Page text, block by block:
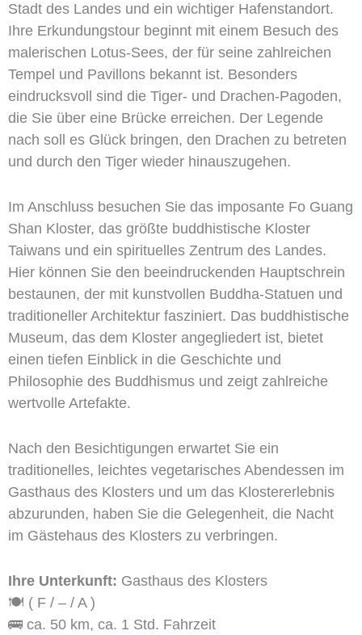
Stadt des Landes und ein wichtiger Hafenstandort.
Ihre Erkundungstour beginnt mit einem Besuch des
malerischen Lotus-Sees, der für seine zahlreichen
Tempel und Pavillons bekannt ist. Besonders
eindrucksvoll sind die Tiger- und Drachen-Pagoden,
die Sie über eine Brücke erreichen. Der Legende
nach soll es Glück bringen, den Drachen zu betreten
und durch den Tiger wieder hinauszugehen.
Im Anschluss besuchen Sie das imposante Fo Guang
Shan Kloster, das größte buddhistische Kloster
Taiwans und ein spirituelles Zentrum des Landes.
Hier können Sie den beeindruckenden Hauptschrein
bestaunen, der mit kunstvollen Buddha-Statuen und
traditioneller Architektur fasziniert. Das buddhistische
Museum, das dem Kloster angegliedert ist, bietet
einen tiefen Einblick in die Geschichte und
Philosophie des Buddhismus und zeigt zahlreiche
wertvolle Artefakte.
Nach den Besichtigungen erwartet Sie ein
traditionelles, leichtes vegetarisches Abendessen im
Gasthaus des Klosters und um das Klostererlebnis
abzurunden, haben Sie die Gelegenheit, die Nacht
im Gästehaus des Klosters zu verbringen.
Ihre Unterkunft: Gasthaus des Klosters
🍽️ ( F / – / A )
🚌 ca. 50 km, ca. 1 Std. Fahrzeit